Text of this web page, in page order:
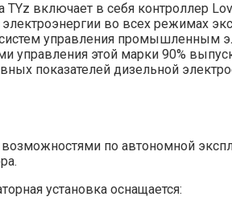
включает в себя контроллер
во всех режимах
управления промышленным
управления этой марки 90%
показателей дизельной
по автономной
установка оснащается: